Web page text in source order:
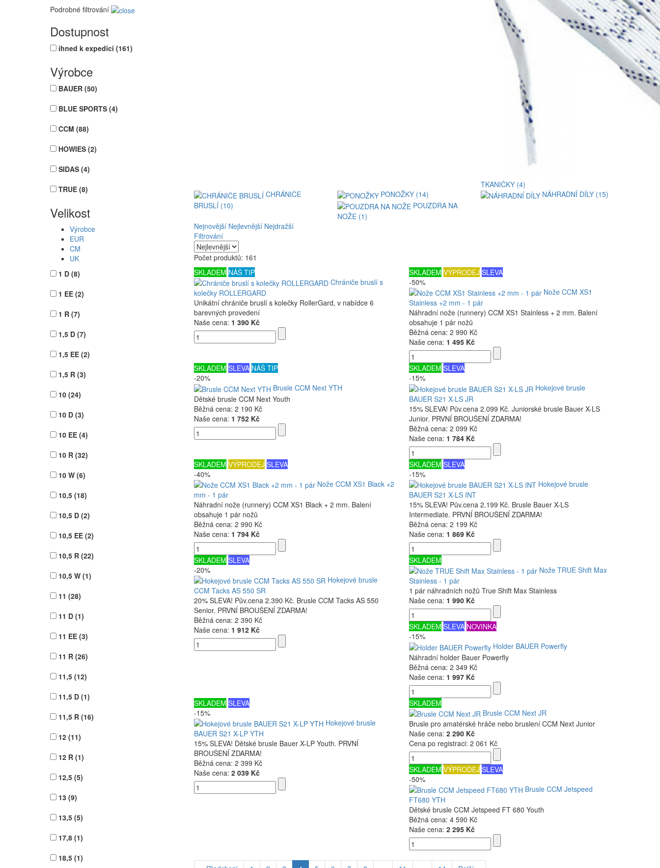
Podrobné filtrování
Dostupnost
ihned k expedici (161)
Výrobce
BAUER (50)
BLUE SPORTS (4)
CCM (88)
HOWIES (2)
SIDAS (4)
TRUE (8)
Velikost
Výrobce
EUR
CM
UK
1 D (8)
1 EE (2)
1 R (7)
1,5 D (7)
1,5 EE (2)
1,5 R (3)
10 (24)
10 D (3)
10 EE (4)
10 R (32)
10 W (6)
10,5 (18)
10,5 D (2)
10,5 EE (2)
10,5 R (22)
10,5 W (1)
11 (28)
11 D (1)
11 EE (3)
11 R (26)
11,5 (12)
11,5 D (1)
11,5 R (16)
12 (11)
12 R (1)
12,5 (5)
13 (9)
13,5 (5)
17,8 (1)
18,5 (1)
TKANIČKY (4)
CHRÁNIČE
BRUSLÍ (10)
PONOŽKY (14)
NÁHRADNÍ DÍLY (15)
POUZDRA NA
NOŽE (1)
Nejnovější Nejlevnější Nejdražší
Filtrování
Počet produktů: 161
SKLADEM NÁŠ TIP
Chrániče bruslí s
kolečky ROLLERGARD
Unikátní chrániče bruslí s kolečky RollerGard, v nabídce 6
barevných provedení
Naše cena: 1 390 Kč
SKLADEM VÝPRODEJ SLEVA
-50%
Nože CCM XS1
Stainless +2 mm - 1 pár
Náhradní nože (runnery) CCM XS1 Stainless + 2 mm. Balení
obsahuje 1 pár nožů
Běžná cena:2 990 Kč
Naše cena: 1 495 Kč
SKLADEM SLEVA NÁŠ TIP
-20%
Brusle CCM Next YTH
Dětské brusle CCM Next Youth
Běžná cena: 2 190 Kč
Naše cena: 1 752 Kč
SKLADEM SLEVA
-15%
Hokejové brusle
BAUER S21 X-LS JR
15% SLEVA! Pův.cena 2.099 Kč. Juniorské brusle Bauer X-LS
Junior. PRVNÍ BROUŠENÍ ZDARMA!
Běžná cena:2 099 Kč
Naše cena: 1 784 Kč
SKLADEM VÝPRODEJ SLEVA
-40%
Nože CCM XS1 Black +2
mm - 1 pár
Náhradní nože (runnery) CCM XS1 Black + 2 mm. Balení
obsahuje 1 pár nožů
Běžná cena: 2 990 Kč
Naše cena: 1 794 Kč
SKLADEM SLEVA
-15%
Hokejové brusle
BAUER S21 X-LS INT
15% SLEVA! Pův.cena 2.199 Kč. Brusle Bauer X-LS
Intermediate. PRVNÍ BROUŠENÍ ZDARMA!
Běžná cena:2 199 Kč
Naše cena: 1 869 Kč
SKLADEM SLEVA
-20%
Hokejové brusle
CCM Tacks AS 550 SR
20% SLEVA! Pův.cena 2.390 Kč. Brusle CCM Tacks AS 550
Senior. PRVNÍ BROUŠENÍ ZDARMA!
Běžná cena: 2 390 Kč
Naše cena: 1 912 Kč
SKLADEM
Nože TRUE Shift Max
Stainless - 1 pár
1 pár náhradních nožů True Shift Max Stainless
Naše cena: 1 990 Kč
SKLADEM SLEVA NOVINKA
-15%
Holder BAUER Powerfly
Náhradní holder Bauer Powerfly
Běžná cena:2 349 Kč
Naše cena: 1 997 Kč
SKLADEM SLEVA
-15%
Hokejové brusle
BAUER S21 X-LP YTH
15% SLEVA! Dětské brusle Bauer X-LP Youth. PRVNÍ
BROUŠENÍ ZDARMA!
Běžná cena: 2 399 Kč
Naše cena: 2 039 Kč
SKLADEM
Brusle CCM Next JR
Brusle pro amatérské hráče nebo bruslení CCM Next Junior
Naše cena:2 290 Kč
Cena po registraci:2 061 Kč
SKLADEM VÝPRODEJ SLEVA
-50%
Brusle CCM Jetspeed
FT680 YTH
Dětské brusle CCM Jetspeed FT 680 Youth
Běžná cena:4 590 Kč
Naše cena:2 295 Kč